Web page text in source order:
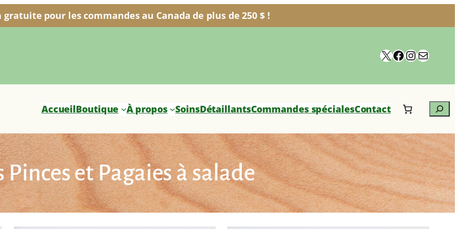
gratuite pour les commandes au Canada de plus de 250 $ !
X Facebook
AccueilBoutique À propos SoinsDétaillantsCommandes spécialesContact Search
Pinces et Pagaies à salade